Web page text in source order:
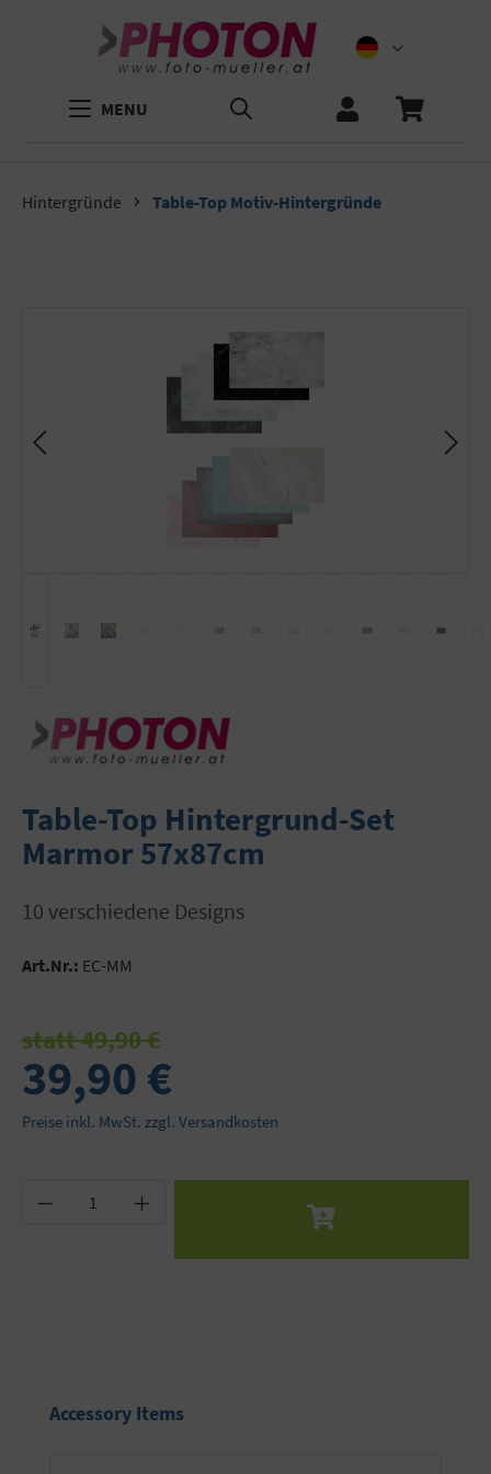
MENU
Hintergründe Table-Top Motiv-Hintergründe
Table-Top Hintergrund-Set
Marmor 57x87cm
10 verschiedene Designs
Art.Nr.: EC-MM
statt 49,90 €
39,90 €
Preise inkl. MwSt. zzgl. Versandkosten
Produkt Anzahl: Gib den gewünschten Wert
Produktgalerie überspringen
Accessory Items